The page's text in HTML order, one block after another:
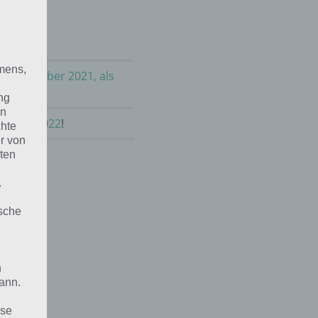
November 2021, als
2022!
von